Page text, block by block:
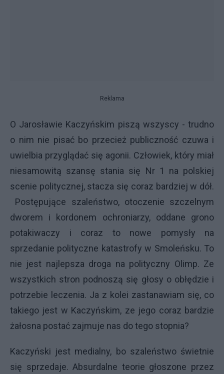
Reklama
O Jarosławie Kaczyńskim piszą wszyscy - trudno
o nim nie pisać bo przecież publiczność czuwa i
uwielbia przyglądać się agonii. Człowiek, który miał
niesamowitą szansę stania się Nr 1 na polskiej
scenie politycznej, stacza się coraz bardziej w dół.
Postępujące szaleństwo, otoczenie szczelnym
dworem i kordonem ochroniarzy, oddane grono
potakiwaczy i coraz to nowe pomysły na
sprzedanie polityczne katastrofy w Smoleńsku. To
nie jest najlepsza droga na polityczny Olimp. Ze
wszystkich stron podnoszą się głosy o obłędzie i
potrzebie leczenia. Ja z kolei zastanawiam się, co
takiego jest w Kaczyńskim, ze jego coraz bardzie
żałosna postać zajmuje nas do tego stopnia?
Kaczyński jest medialny, bo szaleństwo świetnie
się sprzedaje. Absurdalne teorie głoszone przez